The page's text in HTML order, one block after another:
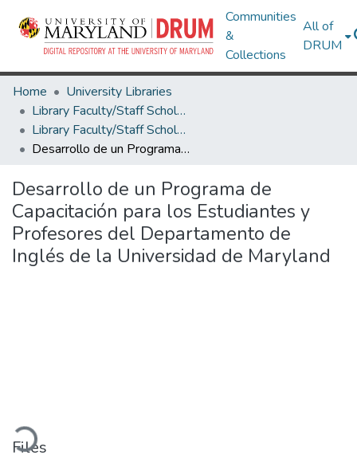
Communities
&
Collections
All of
DRUM
Home
University Libraries
Library Faculty/Staff Scholarship and Research
Library Faculty/Staff Scholarship and Research
Desarrollo de un Programa de Capacitación para los Estudiantes y Profesores del Departamento de Inglés de la Universidad de Maryland
Desarrollo de un Programa de
Capacitación para los Estudiantes y
Profesores del Departamento de
Inglés de la Universidad de Maryland
Files